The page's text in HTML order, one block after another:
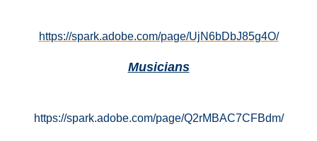
https://spark.adobe.com/page/UjN6bDbJ85g4O/
Musicians
https://spark.adobe.com/page/Q2rMBAC7CFBdm/